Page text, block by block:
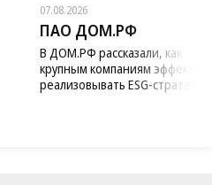
07.08.2026
ПАО ДОМ.РФ
В ДОМ.РФ рассказали, как
крупным компаниям
реализовывать ESG-стратегию